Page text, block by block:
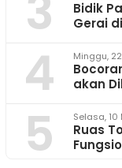
Bidik
Gerai
4 Minggu,
akan
5 Selasa, 10
Ruas